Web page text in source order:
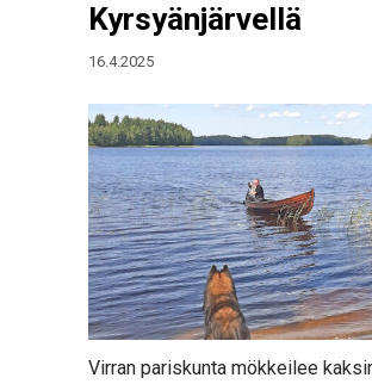
Kyrsyänjärvellä
16.4.2025
Virran pariskunta mökkeilee